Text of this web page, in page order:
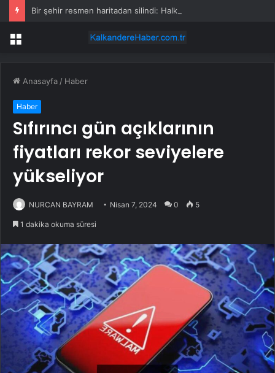
Bir şehir resmen haritadan silindi: Halk tahliye edildi
Menü
Anasayfa / Haber
Haber
Sıfırıncı gün açıklarının
fiyatları rekor seviyelere
yükseliyor
NURCAN BAYRAM Nisan 7, 2024 0 5
1 dakika okuma süresi